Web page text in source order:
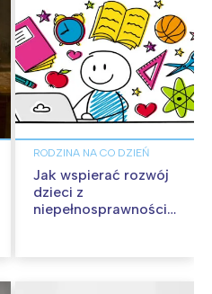
RODZINA NA CO DZIEŃ
Jak wspierać rozwój
dzieci z
niepełnosprawnością